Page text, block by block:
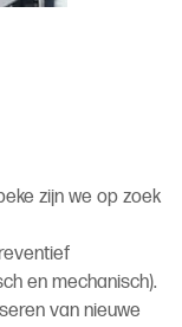
zijn we op zoek
en mechanisch).
van nieuwe